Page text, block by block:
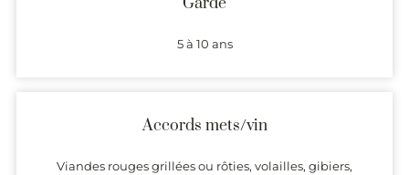
5 à 10 ans
Accords mets/vin
Viandes rouges grillées ou rôties, volailles, gibiers,